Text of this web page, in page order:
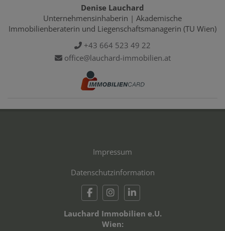
Denise Lauchard
Unternehmensinhaberin | Akademische
Immobilienberaterin und Liegenschaftsmanagerin (TU Wien)
+43 664 523 49 22
office@lauchard-immobilien.at
Impressum
Datenschutzinformation
Lauchard Immobilien e.U.
Wien: